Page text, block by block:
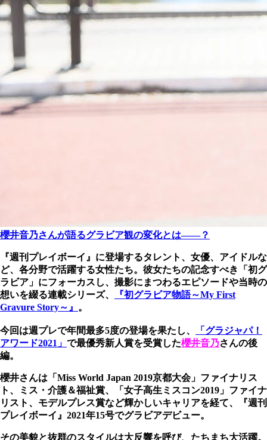
櫻井音乃さんが語るグラビア観の変化とは――？
『週刊プレイボーイ』に登場するタレント、女優、アイドルな
ど、各分野で活躍する女性たち。彼女たちの記念すべき「初グ
ラビア」にフォーカスし、撮影にまつわるエピソードや当時の
想いを綴る連載シリーズ、
『初グラビア物語～My First
Gravure Story～』 。
今回は週プレで年間最多5度の登場を果たし、
「グラジャパ！
アワード2021」 で最優秀新人賞を受賞した櫻井音乃さんの後
編。
櫻井さんは「Miss World Japan 2019京都大会」ファイナリス
ト、ミス・介護＆福祉賞、「女子高生ミスコン2019」ファイナ
リスト、モデルプレス賞など輝かしいキャリアを経て、『週刊
プレイボーイ』2021年15号でグラビアデビュー。
その美貌と抜群のスタイルは大反響を呼び、たちまち大活躍。